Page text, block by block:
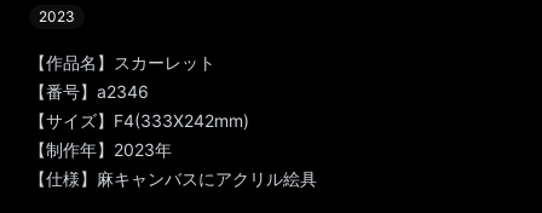
2023
【作品名】スカーレット
【番号】a2346
【サイズ】F4(333X242mm)
【制作年】2023年
【仕様】麻キャンバスにアクリル絵具